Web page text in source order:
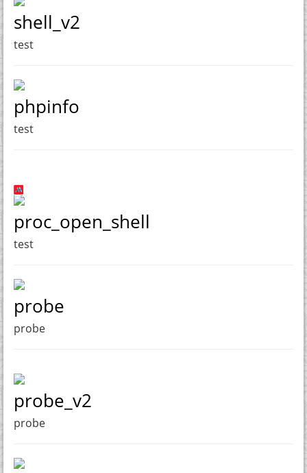
shell_v2
test
phpinfo
test
proc_open_shell
test
probe
probe
probe_v2
probe